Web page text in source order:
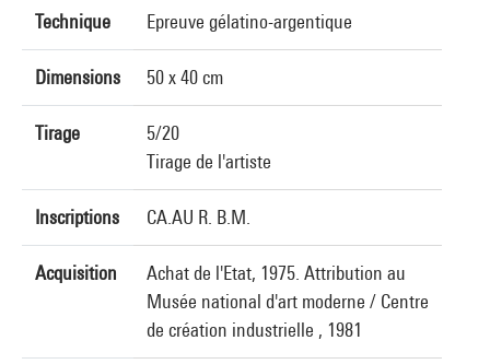
Technique Epreuve gélatino-argentique
Dimensions 50 x 40 cm
Tirage
5/20
Tirage de l'artiste
Inscriptions CA.AU R. B.M.
Acquisition
Achat de l'Etat, 1975. Attribution au
Musée national d'art moderne / Centre
de création industrielle , 1981